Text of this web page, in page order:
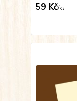
59 Kč/ks